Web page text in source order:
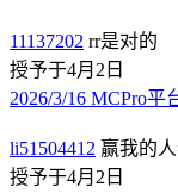
11137202 rr是对的
授予于4月2日
2026/3/16 MCPro
li51504412 赢我的
授予于4月2日